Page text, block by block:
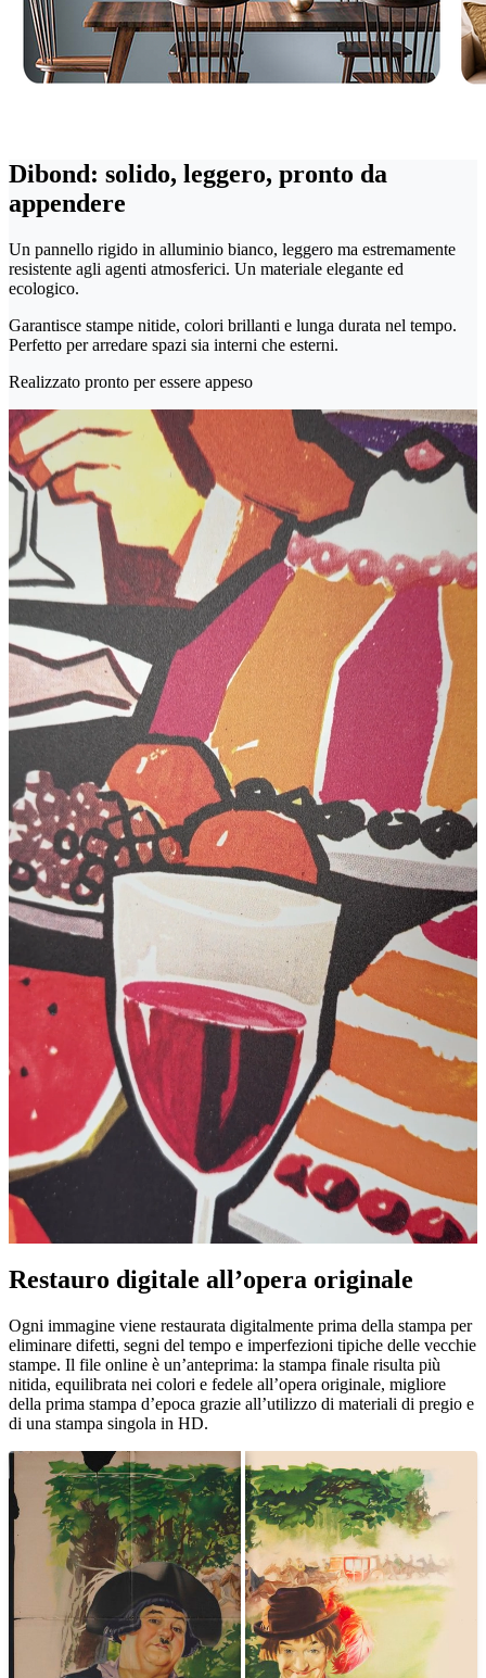
Dibond: solido, leggero, pronto da
appendere
Un pannello rigido in alluminio bianco, leggero ma estremamente
resistente agli agenti atmosferici. Un materiale elegante ed
ecologico.
Garantisce stampe nitide, colori brillanti e lunga durata nel tempo.
Perfetto per arredare spazi sia interni che esterni.
Realizzato pronto per essere appeso
Restauro digitale all’opera originale
Ogni immagine viene restaurata digitalmente prima della stampa per
eliminare difetti, segni del tempo e imperfezioni tipiche delle vecchie
stampe. Il file online è un’anteprima: la stampa finale risulta più
nitida, equilibrata nei colori e fedele all’opera originale, migliore
della prima stampa d’epoca grazie all’utilizzo di materiali di pregio e
di una stampa singola in HD.